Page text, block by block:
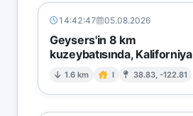
14:42:47 05.08.2026
Geysers'in 8 km
kuzeybatısında, Kaliforniya
1.6 km I 38.83, -122.81